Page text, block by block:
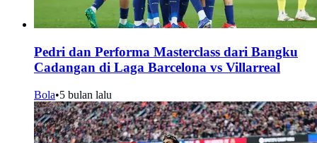
Pedri dan Performa Masterclass dari Bangku
Cadangan di Laga Barcelona vs Villarreal
Bola•5 bulan lalu